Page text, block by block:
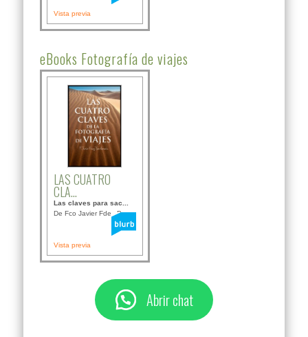
Vista previa
eBooks Fotografía de viajes
LAS CUATRO
CLA...
Las claves para sac...
De Fco Javier Fdez B...
Vista previa
Abrir chat